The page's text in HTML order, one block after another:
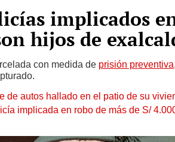
implicados
hijos de
con medida de prisión preventiva,
de autos hallado en el patio de su
implicada en robo de más de S/